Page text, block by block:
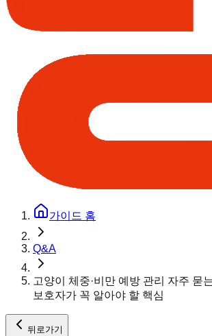
가이드 홈
Q&A
고양이 체중·비만 예방 관리 자주 묻
보호자가 꼭 알아야 할 핵심
뒤로가기